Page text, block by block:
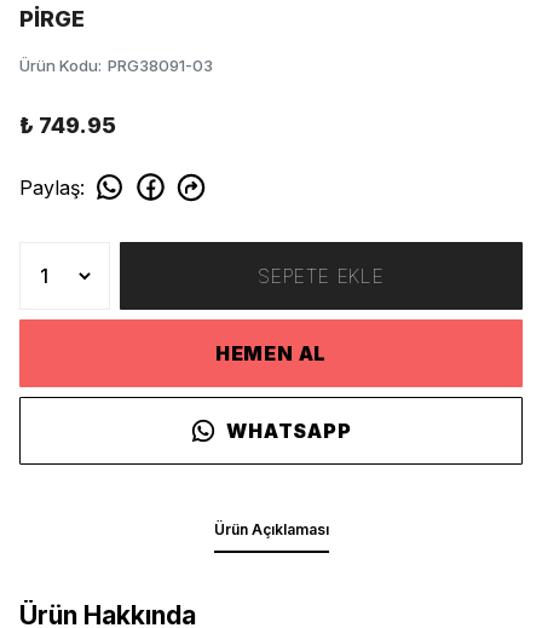
PİRGE
Ürün Kodu: PRG38091-03
₺ 749.95
Paylaş:
SEPETE EKLE
HEMEN AL
WHATSAPP
Ürün Açıklaması
Ürün Hakkında